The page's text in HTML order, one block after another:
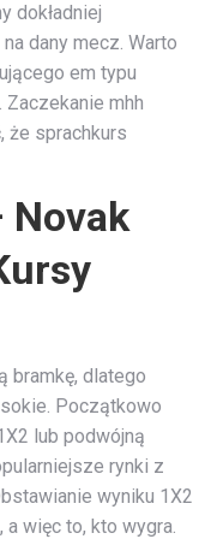
dokładniej
dany mecz. Warto
em typu
mhh
że sprachkurs
Novak
bramkę, dlatego
Początkowo
lub podwójną
rynki z
wyniku 1X2
więc to, kto wygra.